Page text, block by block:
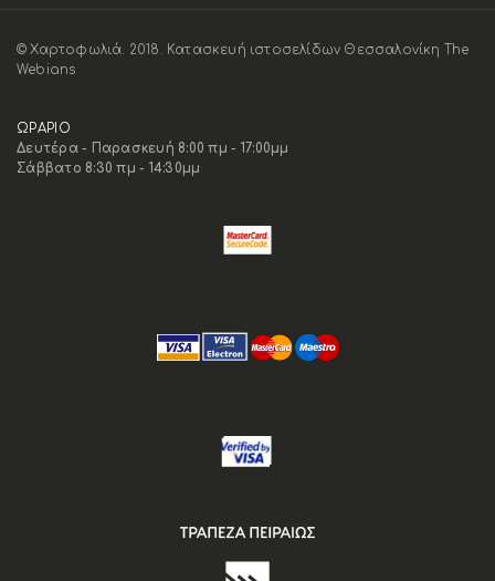
© Χαρτοφωλιά. 2018. Κατασκευή ιστοσελίδων Θεσσαλονίκη The
Webians
ΩΡΑΡΙΟ
Δευτέρα - Παρασκευή 8:00 πμ - 17:00μμ
Σάββατο 8:30 πμ - 14:30μμ